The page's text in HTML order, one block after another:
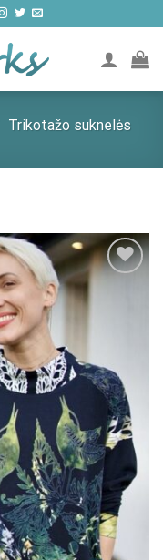
Trikotažo suknelės